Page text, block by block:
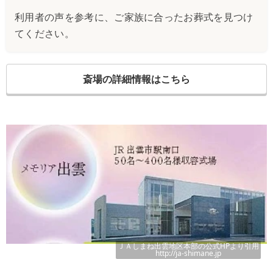
利用者の声を参考に、ご家族に合ったお葬式を見つけ
てください。
斎場の詳細情報はこちら
ＪＡしまね出雲地区本部の公式HPより引用
http://ja-shimane.jp